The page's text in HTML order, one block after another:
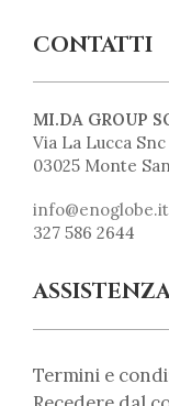
CONTATTI
MI.DA GROUP
Via La Lucca Snc
03025 Monte
info@enoglobe.it
327 586 2644
Termini e